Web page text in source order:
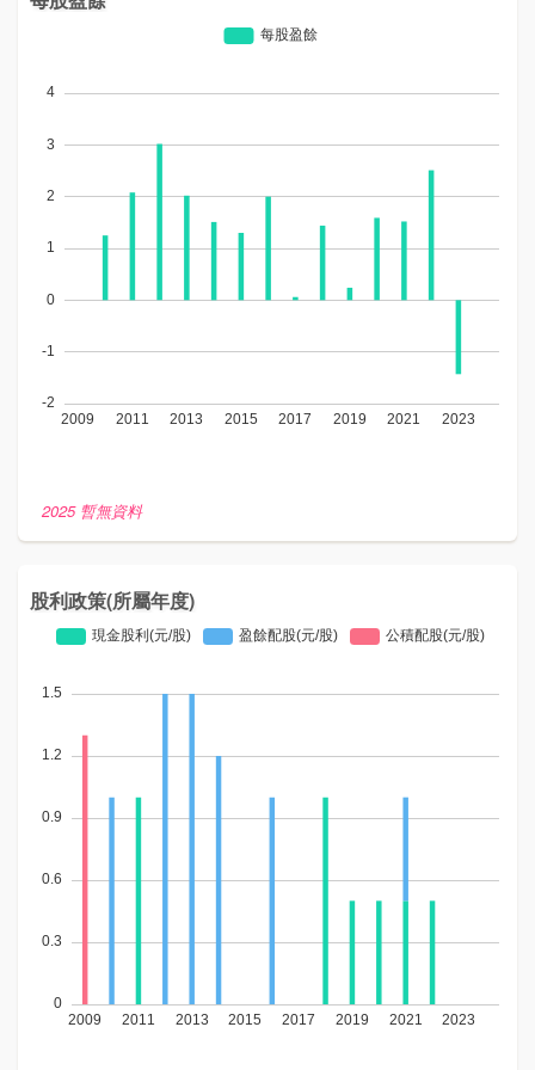
2025 暫無資料
股利政策(所屬年度)